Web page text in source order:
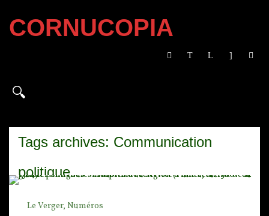
CORNUCOPIA
Tags archives: Communication
politique
Le Verger, Numéros